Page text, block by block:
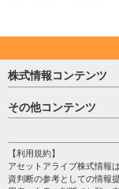
株式情報コンテンツ
日経平均
売買シグナル
株テーマ情報
海外市況
その他コンテンツ
個人情報保護方針
プライバシーポリシ
【利用規約】
アセットアライブ株式情報
資判断の参考としての情報